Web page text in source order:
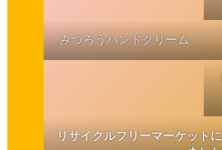
みつろうハンドクリーム
リサイクルフリーマーケット